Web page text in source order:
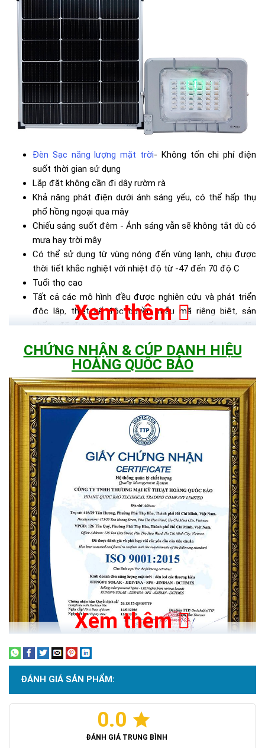
Đèn Sạc năng lượng mặt trời- Không tốn chi phí điện
suốt thời gian sử dụng
Lắp đặt không cần đi dây rườm rà
Khả năng phát điện dưới ánh sáng yếu, có thể hấp thụ
phổ hồng ngoại qua mây
Chiếu sáng suốt đêm - Ánh sáng vẫn sẽ không tắt dù có
mưa hay trời mây
Có thể sử dụng từ vùng nóng đến vùng lạnh, chịu được
thời tiết khắc nghiệt với nhiệt độ từ -47 đến 70 độ C
Tuổi thọ cao
Tất cả các mô hình đều được nghiên cứu và phát triển
độc lập, thiết kế độc quyền, mẫu mã riêng biệt, sản
phẩm đã được cấp bằng sáng chế, sản xuất theo dây
chuyền mô-đun
Thân thiện môi trường
Có đèn led báo sạc, Dây nối 5m
Xem thêm
CHỨNG NHẬN & CÚP DANH HIỆU
HOÀNG QUỐC BẢO
Chứng nhận ISO 9001:2015
Xem thêm
ĐÁNH GIÁ SẢN PHẨM:
0.0
ĐÁNH GIÁ TRUNG BÌNH